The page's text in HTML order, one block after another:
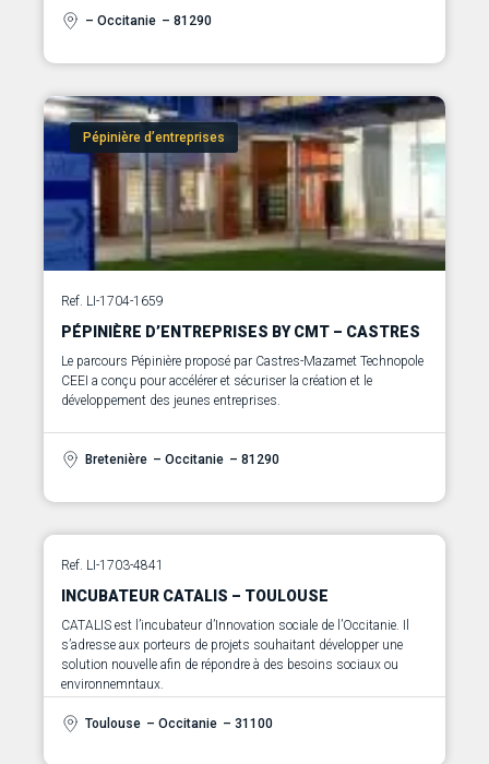
– Occitanie – 81290
Pépinière d’entreprises
Ref. LI-1704-1659
PÉPINIÈRE D’ENTREPRISES BY CMT – CASTRES
Le parcours Pépinière proposé par Castres-Mazamet Technopole
CEEI a conçu pour accélérer et sécuriser la création et le
développement des jeunes entreprises.
Bretenière – Occitanie – 81290
Ref. LI-1703-4841
INCUBATEUR CATALIS – TOULOUSE
CATALIS est l’incubateur d’Innovation sociale de l’Occitanie. Il
s’adresse aux porteurs de projets souhaitant développer une
solution nouvelle afin de répondre à des besoins sociaux ou
environnemntaux.
Toulouse – Occitanie – 31100